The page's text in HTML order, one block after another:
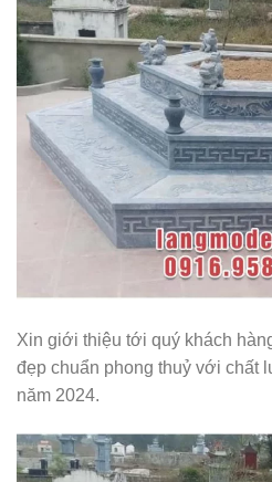
Xin giới thiệu tới quý khách
đẹp chuẩn phong thuỷ với chất
năm 2024.